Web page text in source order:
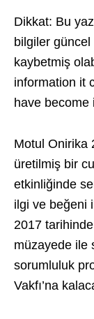
Dikkat: Bu
bilgiler
kaybetmiş
information it
have become
Motul Onirika
üretilmiş bir
etkinliğinde
ilgi ve beğeni
2017
müzayede ile
sorumluluk
Vakfı’na